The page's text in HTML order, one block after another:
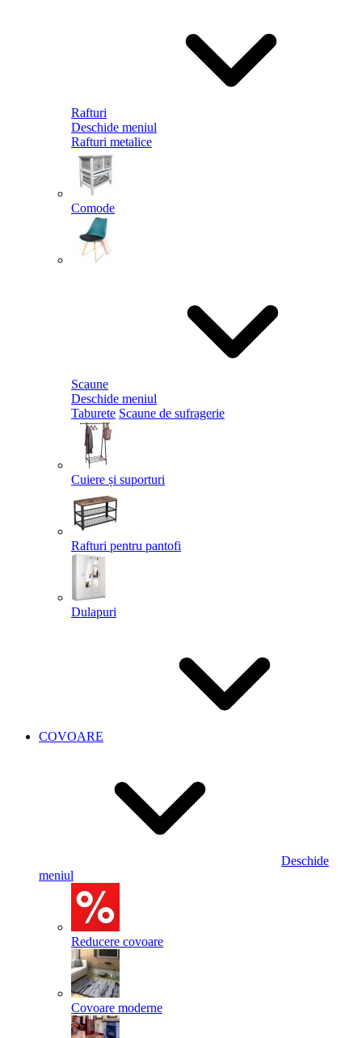
Rafturi
Deschide meniul
Rafturi metalice
Comode
Scaune
Deschide meniul
Taburete Scaune de sufragerie
Cuiere și suporturi
Rafturi pentru pantofi
Dulapuri
COVOARE
Deschide
meniul
Reducere covoare
Covoare moderne